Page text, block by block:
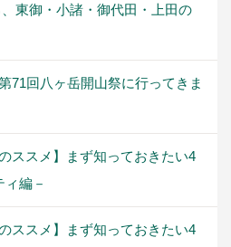
東御・小諸・御代田・上田の
71回八ヶ岳開山祭に行ってきま
のススメ】まず知っておきたい4
編－
のススメ】まず知っておきたい4